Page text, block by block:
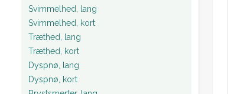
Svimmelhed, lang
Svimmelhed, kort
Træthed, lang
Træthed, kort
Dyspnø, lang
Dyspnø, kort